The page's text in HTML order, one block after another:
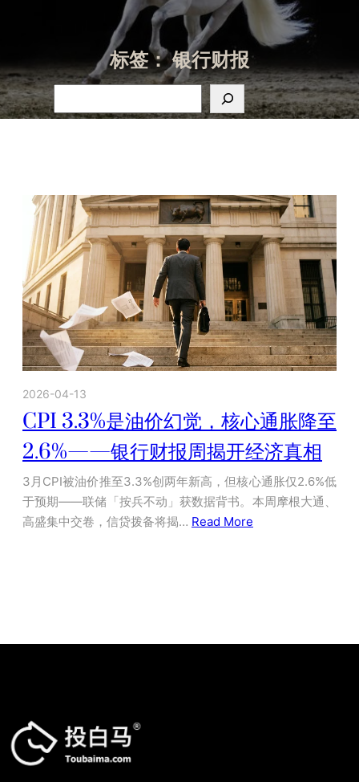
标签：银行财报
搜
索
2026-04-13
CPI 3.3%是油价幻觉，核心通胀降至
2.6%——银行财报周揭开经济真相
3月CPI被油价推至3.3%创两年新高，但核心通胀仅2.6%低
于预期——联储「按兵不动」获数据背书。本周摩根大通、
高盛集中交卷，信贷拨备将揭… Read More